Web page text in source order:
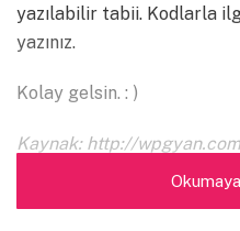
yazılabilir tabii. Kodlarla
yazınız.
Kolay gelsin. : )
Kaynak: http://